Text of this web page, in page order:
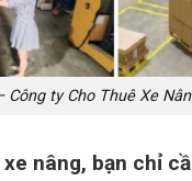
Công ty Cho Thuê Xe
nâng, bạn chỉ